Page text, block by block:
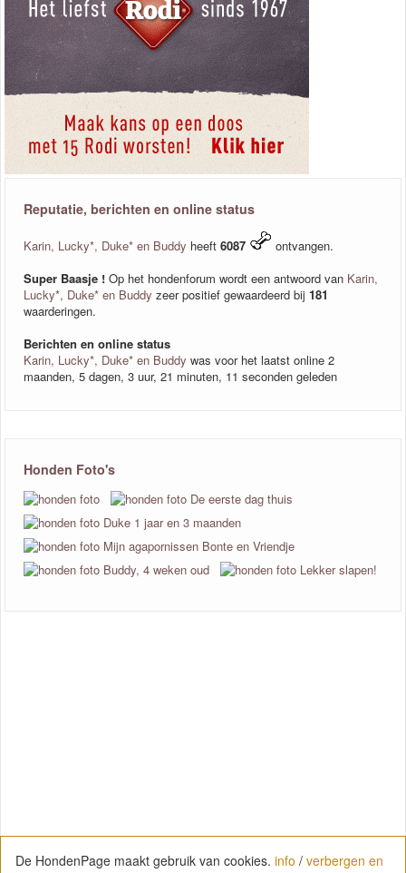
Reputatie, berichten en online status
Karin, Lucky*, Duke* en Buddy heeft 6087
ontvangen.
Super Baasje ! Op het hondenforum wordt een antwoord van Karin,
Lucky*, Duke* en Buddy zeer positief gewaardeerd bij 181
waarderingen.
Berichten en online status
Karin, Lucky*, Duke* en Buddy was voor het laatst online 2
maanden, 5 dagen, 3 uur, 21 minuten, 11 seconden geleden
Honden Foto's
De HondenPage maakt gebruik van cookies. info / verbergen en